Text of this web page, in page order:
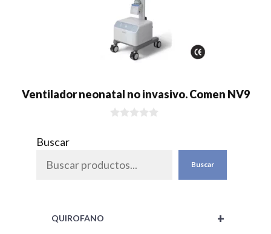
Ventilador neonatal no invasivo. Comen NV9
Buscar
Buscar
+
QUIROFANO